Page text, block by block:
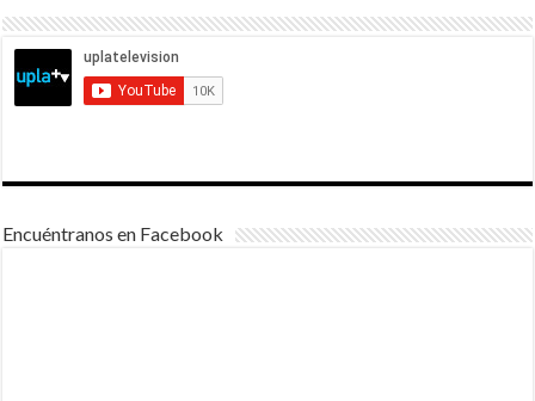
Encuéntranos en Facebook